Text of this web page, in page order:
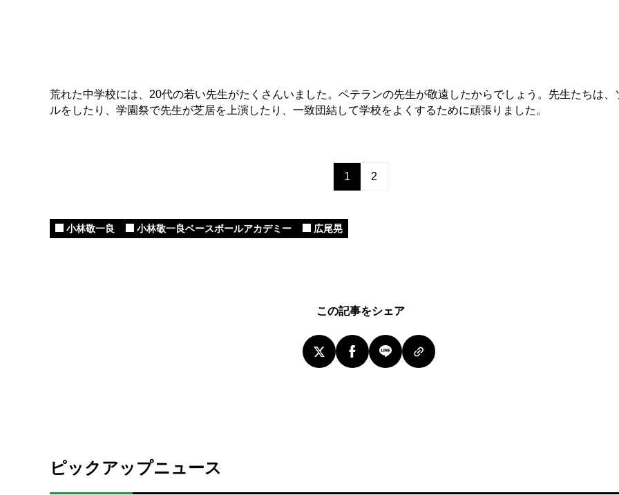
荒れた中学校には、20代の若い先生がたくさんいました。ベテランの先生が敬遠したからでしょう。先生たちは、
ルをしたり、学園祭で先生が芝居を上演したり、一致団結して学校をよくするために頑張りました。
1 2
小林敬一良 小林敬一良ベースボールアカデミー 広尾晃
この記事をシェア
ピックアップニュース